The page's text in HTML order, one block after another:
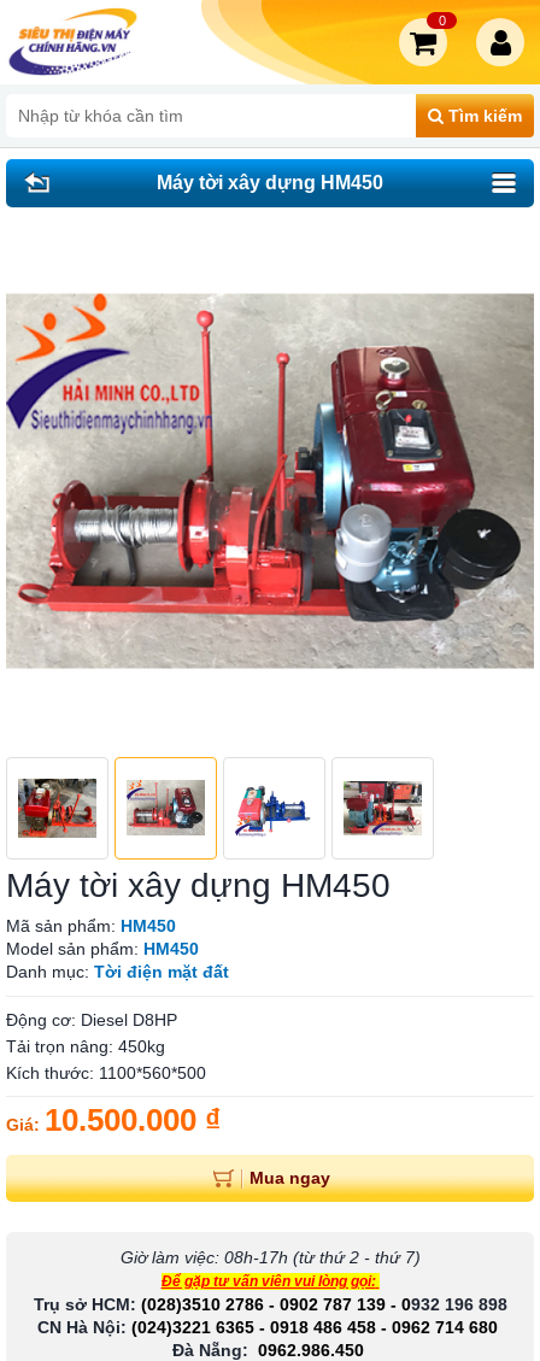
Tìm kiếm
0
Máy tời xây dựng HM450
Máy tời xây dựng HM450
Mã sản phẩm: HM450
Model sản phẩm: HM450
Danh mục: Tời điện mặt đất
Động cơ: Diesel D8HP
Tải trọn nâng: 450kg
Kích thước: 1100*560*500
Giá: 10.500.000 ₫
Mua ngay
Giờ làm việc: 08h-17h (từ thứ 2 - thứ 7)
Để gặp tư vấn viên vui lòng gọi:
Trụ sở HCM: (028)3510 2786 - 0902 787 139- 0932 196 898
CN Hà Nội: (024)3221 6365 - 0918 486 458 - 0962 714 680
Đà Nẵng: 0962.986.450